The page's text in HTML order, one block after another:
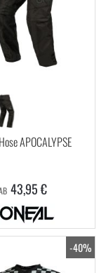
APOCALYPSE
43,95 €
-40%